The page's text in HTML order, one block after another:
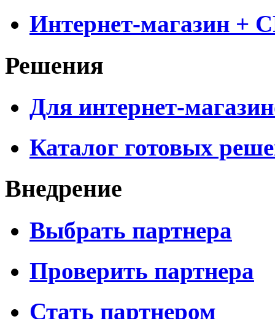
Интернет-магазин +
Решения
Для интернет-
Каталог готовых
Внедрение
Выбрать партнера
Проверить партнера
Стать партнером